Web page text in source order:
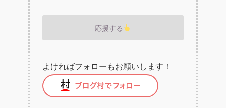
応援する
よければフォローもお願いします！